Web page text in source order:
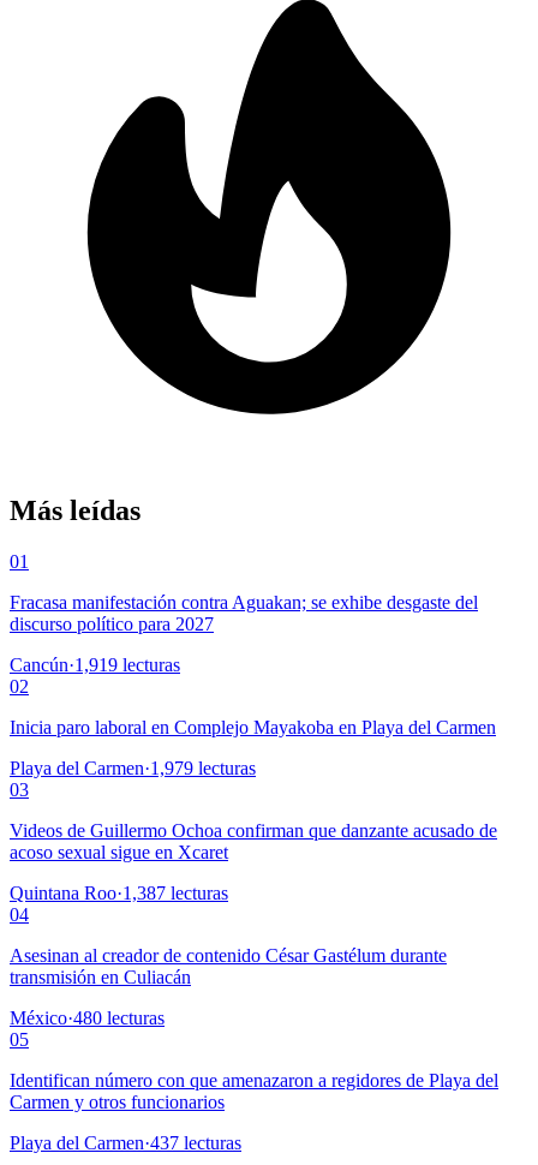
Más leídas
01
Fracasa manifestación contra Aguakan; se exhibe desgaste del
discurso político para 2027
Cancún·1,919 lecturas
02
Inicia paro laboral en Complejo Mayakoba en Playa del Carmen
Playa del Carmen·1,979 lecturas
03
Videos de Guillermo Ochoa confirman que danzante acusado de
acoso sexual sigue en Xcaret
Quintana Roo·1,387 lecturas
04
Asesinan al creador de contenido César Gastélum durante
transmisión en Culiacán
México·480 lecturas
05
Identifican número con que amenazaron a regidores de Playa del
Carmen y otros funcionarios
Playa del Carmen·437 lecturas